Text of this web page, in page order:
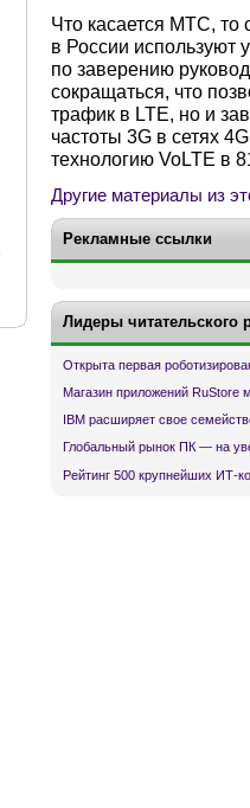
Что касается МТС, то
в России используют
по заверению
сокращаться, что
трафик в LTE, но и
частоты 3G в сетях
технологию VoLTE в
Другие материалы из
Рекламные ссылки
Лидеры читательского
Открыта первая
Магазин приложений RuStore
IBM расширяет свое
Глобальный рынок ПК — на
Рейтинг 500 крупнейших ИТ-